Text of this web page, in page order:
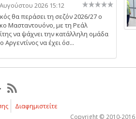
2026 15:12
θα περάσει τη σεζόν 2026/27 ο
Μασταντουόνο, με τη Ρεάλ
να ψάχνει την κατάλληλη ομάδα
Αργεντίνος να έχει όσ...
Διαφημιστείτε
Copyright © 2010-2016